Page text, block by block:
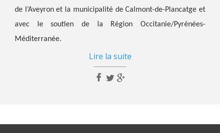
de l’Aveyron et la municipalité de Calmont-de-Plancatge et
avec le soutien de la Région Occitanie/Pyrénées-
Méditerranée.
Lire la suite